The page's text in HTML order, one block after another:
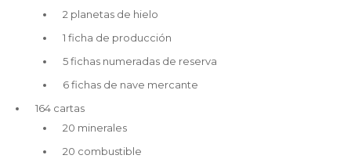
2 planetas de hielo
1 ficha de producción
5 fichas numeradas de reserva
6 fichas de nave mercante
164 cartas
20 minerales
20 combustible